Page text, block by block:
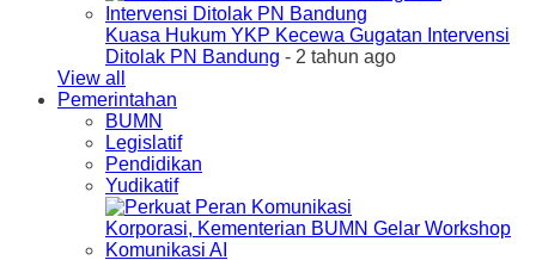
Kuasa Hukum YKP Kecewa Gugatan Intervensi
Ditolak PN Bandung - 2 tahun ago
View all
Pemerintahan
BUMN
Legislatif
Pendidikan
Yudikatif